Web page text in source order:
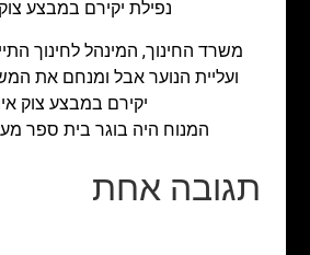
נפילת יקירם במבצע
משרד החינוך, המינהל לחינוך
ועליית הנוער אבל ומנחם את
יקירם במבצע צוק
המנוח היה בוגר בית ספר
תגובה אחת